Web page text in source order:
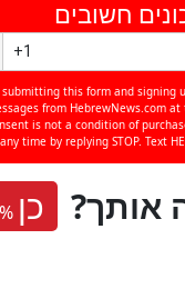
חשובים
submitting this form and signing
from HebrewNews.com
is not a condition of
time by replying STOP. Text
כן אותך